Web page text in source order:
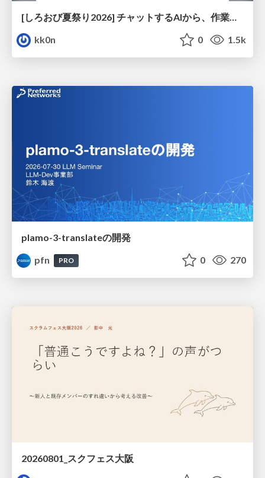
[しろおび夏祭り2026] チャットするAIから、作業するAIへ - 使われ方の変化と、その裏側で起きていること
kk0n
0 1.5k
plamo-3-translateの開発
pfn
PRO 0 270
20260801_スクフェス大阪